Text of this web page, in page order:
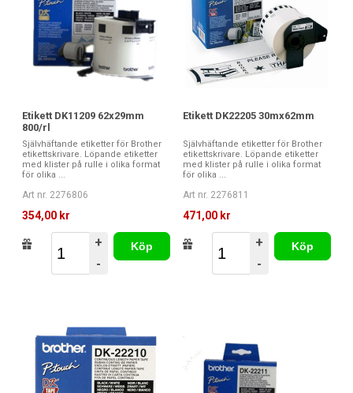
Etikett DK11209 62x29mm
800/rl
Självhäftande etiketter för Brother
etikettskrivare. Löpande etiketter
med klister på rulle i olika format
för olika ...
Art nr. 2276806
354,00 kr
+
-
Köp
Etikett DK22205 30mx62mm
Självhäftande etiketter för Brother
etikettskrivare. Löpande etiketter
med klister på rulle i olika format
för olika ...
Art nr. 2276811
471,00 kr
+
-
Köp